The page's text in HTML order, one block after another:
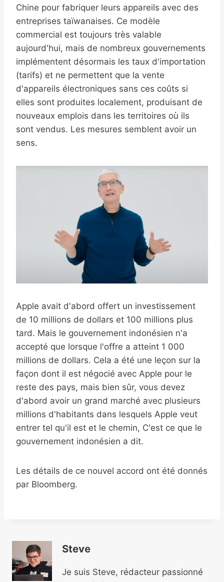
Chine pour fabriquer leurs appareils avec des
entreprises taïwanaises. Ce modèle
commercial est toujours très valable
aujourd'hui, mais de nombreux gouvernements
implémentent désormais les taux d'importation
(tarifs) et ne permettent que la vente
d'appareils électroniques sans ces coûts si
elles sont produites localement, produisant de
nouveaux emplois dans les territoires où ils
sont vendus. Les mesures semblent avoir un
sens.
Apple avait d'abord offert un investissement
de 10 millions de dollars et 100 millions plus
tard. Mais le gouvernement indonésien n'a
accepté que lorsque l'offre a atteint 1 000
millions de dollars. Cela a été une leçon sur la
façon dont il est négocié avec Apple pour le
reste des pays, mais bien sûr, vous devez
d'abord avoir un grand marché avec plusieurs
millions d'habitants dans lesquels Apple veut
entrer tel qu'il est et le chemin, C'est ce que le
gouvernement indonésien a dit.
Les détails de ce nouvel accord ont été donnés
par Bloomberg.
Steve
Je suis Steve, rédacteur passionné